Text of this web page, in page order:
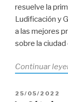
resuelve la
Ludificación y
a las mejores
sobre la ciudad
Continuar
PUBLICADO
25/05/2022